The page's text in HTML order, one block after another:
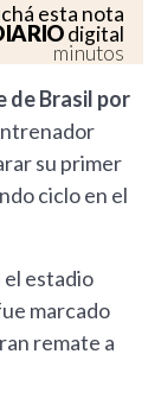
esta nota
digital
minutos
de Brasil por
su primer
ciclo en el
el estadio
marcado
remate a